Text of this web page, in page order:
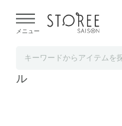
よる配送遅延が発生してお
メニュー
ＭＥ ＭＡＭＯＲＵ
ル